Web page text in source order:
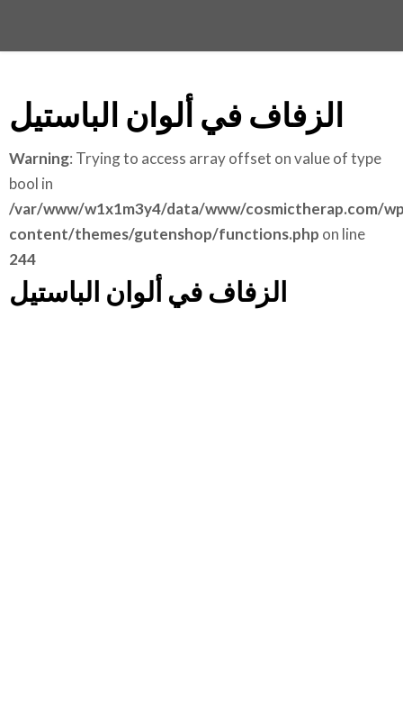
الزفاف في ألوان الباستيل
Warning: Trying to access array offset on value of type
bool in
/var/www/w1x1m3y4/data/www/cosmictherap.com/
content/themes/gutenshop/functions.php on line
244
الزفاف في ألوان الباستيل